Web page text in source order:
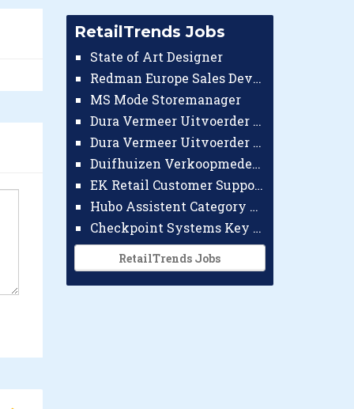
RetailTrends Jobs
State of Art Designer
Redman Europe Sales Developer (Europe)
MS Mode Storemanager
Dura Vermeer Uitvoerder GWW Amsterdam
Dura Vermeer Uitvoerder Civiel Nijmegen
Duifhuizen Verkoopmedewerker Ridderkerk
EK Retail Customer Support Omnichannel
Hubo Assistent Category Manager
Checkpoint Systems Key Accountmanager Benelux
RetailTrends Jobs